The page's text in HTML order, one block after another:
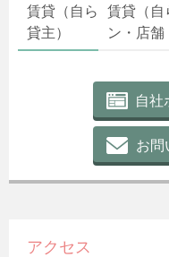
賃貸（自ら
貸主）
賃貸（
ン・店舗
自社
お問
アクセス